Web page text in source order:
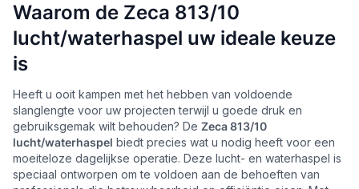
Waarom de Zeca 813/10
lucht/waterhaspel uw ideale keuze
is
Heeft u ooit kampen met het hebben van voldoende
slanglengte voor uw projecten terwijl u goede druk en
gebruiksgemak wilt behouden? De Zeca 813/10
lucht/waterhaspel biedt precies wat u nodig heeft voor een
moeiteloze dagelijkse operatie. Deze lucht- en waterhaspel is
speciaal ontworpen om te voldoen aan de behoeften van